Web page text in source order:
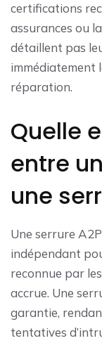
certifications
assurances ou
détaillent pas
immédiatement
réparation.
Quelle
entre
une
Une serrure
indépendant
reconnue par
accrue. Une
garantie,
tentatives